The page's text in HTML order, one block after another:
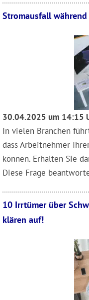
Stromausfall
30.04.2025 um 14:15
In vielen Branchen
dass Arbeitnehmer
können. Erhalten Sie
Diese Frage
10 Irrtümer über
klären auf!